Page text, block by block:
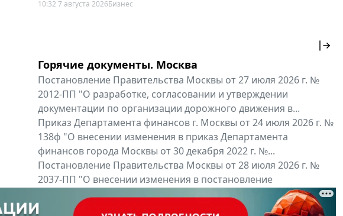
10:32 7 августа 2026Бизнес
Горячие документы. Москва
Постановление Правительства Москвы от 27 июля 2026 г. №
2012-ПП "О разработке, согласовании и утверждении
документации по организации дорожного движения в...
Приказ Департамента финансов г. Москвы от 24 июля 2026 г. №
138ф "О внесении изменения в приказ Департамента
финансов города Москвы от 30 декабря 2022 г. №...
Постановление Правительства Москвы от 28 июля 2026 г. №
2037-ПП "О внесении изменения в постановление
Правительства Москвы от 26 июля 2011 г. № 334-ПП"
Все региональные документы Мой регион ...